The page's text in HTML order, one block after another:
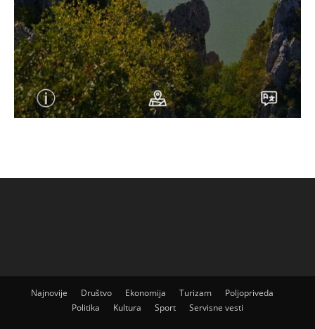
Najnovije Društvo Ekonomija Turizam
Poljopriveda
Politika
Kultura Sport Servisne vesti